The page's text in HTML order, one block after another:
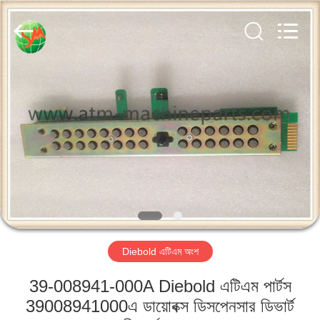
পণ্য
কারখানা
GSM
Trade
Co.,Ltd..
Rights
Diebold এটিএম অংশ
39-008941-000A Diebold এটিএম পার্টস
39008941000এ ডায়োবক্স ডিসপেনসার ডিভার্ট